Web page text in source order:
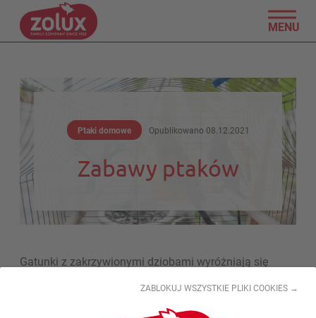
ZABLOKUJ WSZYSTKIE PLIKI COOKIES →
MENU
Ptaki domowe Opublikowano 08.12.2021
Zabawy ptaków
Gatunki z zakrzywionymi dziobami wyróżniają się
aby w ich klatce umieszczać zabawki. Wybieraj
spośród rzeczy z tworzyw naturalnych, takich jak